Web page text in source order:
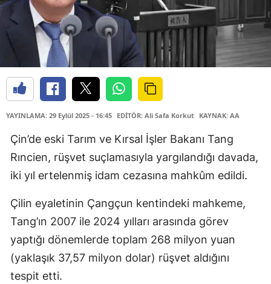
YAYINLAMA: 29 Eylül 2025 - 16:45 EDİTÖR: Ali Safa Korkut KAYNAK: AA
Çin’de eski Tarım ve Kırsal İşler Bakanı Tang
Rıncien, rüşvet suçlamasıyla yargılandığı davada,
iki yıl ertelenmiş idam cezasına mahkûm edildi.
Çilin eyaletinin Çangçun kentindeki mahkeme,
Tang’ın 2007 ile 2024 yılları arasında görev
yaptığı dönemlerde toplam 268 milyon yuan
(yaklaşık 37,57 milyon dolar) rüşvet aldığını
tespit etti.